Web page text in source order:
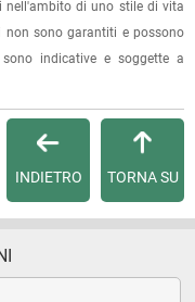
via e-mail
nell'ambito di uno stile di vita
sono garantiti e possono
indicative e soggette a
TORNA SU
INDIETRO